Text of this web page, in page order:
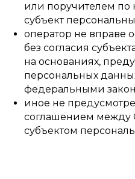
или поручителем по
субъект
оператор не вправе
без согласия
на основаниях,
персональных
федеральными
иное не
соглашением между
субъектом